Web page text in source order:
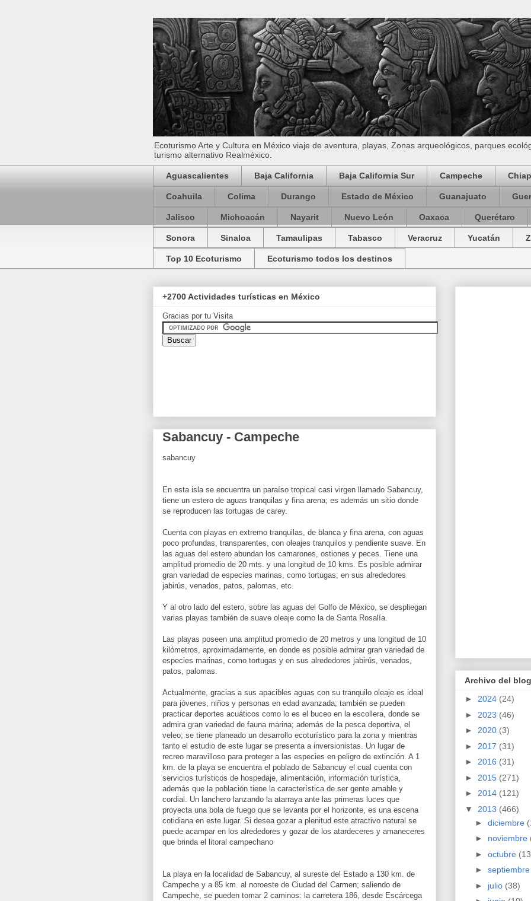
Ecoturismo Arte y Cultura en México viaje de aventura, playas, Zonas arqueológicos, parques
turismo alternativo Realméxico.
Aguascalientes Baja California Baja California Sur Campeche
Coahuila Colima Durango Estado de México Guanajuato
Jalisco Michoacán Nayarit Nuevo León Oaxaca Querétaro
Sonora Sinaloa Tamaulipas Tabasco Veracruz Yucatán
Top 10 Ecoturismo Ecoturismo todos los destinos
+2700 Actividades turísticas en México
Gracias por tu Visita
Sabancuy - Campeche
sabancuy
En esta isla se encuentra un paraíso tropical casi virgen llamado Sabancuy,
tiene un estero de aguas tranquilas y fina arena; es además un sitio donde
se reproducen las tortugas de carey.
Cuenta con playas en extremo tranquilas, de blanca y fina arena, con aguas
poco profundas, transparentes, con oleajes tranquilos y pendiente suave. En
las aguas del estero abundan los camarones, ostiones y peces. Tiene una
amplitud promedio de 20 mts. y una longitud de 10 kms. Es posible admirar
gran variedad de especies marinas, como tortugas; en sus alrededores
jabirús, venados, patos, palomas, etc.
Y al otro lado del estero, sobre las aguas del Golfo de México, se despliegan
varias playas también de suave oleaje como la de Santa Rosalía.
Las playas poseen una amplitud promedio de 20 metros y una longitud de 10
kilómetros, aproximadamente, en donde es posible admirar gran variedad de
especies marinas, como tortugas y en sus alrededores jabirús, venados,
patos, palomas.
Actualmente, gracias a sus apacibles aguas con su tranquilo oleaje es ideal
para jóvenes, niños y personas en edad avanzada; también se pueden
practicar deportes acuáticos como lo es el buceo en la escollera, donde se
admira gran variedad de fauna marina; además de la pesca deportiva, el
veleo; se tiene planeado un desarrollo ecoturístico para la zona y mientras
tanto el estudio de este lugar se presenta a inversionistas. Un lugar de
recreo maravilloso para proteger a las especies en peligro de extinción. A 1
km. de la playa se encuentra el poblado de Sabancuy el cual cuenta con
servicios turísticos de hospedaje, alimentación, información turística,
además que la población tiene la característica de ser gente amable y
cordial. Un lanchero lanzando la atarraya ante las primeras luces que
proyecta una bola de fuego que se levanta por el horizonte, es una escena
cotidiana en este lugar. Si desea gozar a plenitud este atractivo natural se
puede acampar en los alrededores y gozar de los atardeceres y amaneceres
que brinda el litoral campechano
La playa en la localidad de Sabancuy, al sureste del Estado a 130 km. de
Campeche y a 85 km. al noroeste de Ciudad del Carmen; saliendo de
Campeche, se pueden tomar 2 caminos: la carretera 186, desde Escárcega
Archivo del blog
► 2024 (24)
► 2023 (46)
► 2020 (3)
► 2017 (31)
► 2016 (31)
► 2015 (271)
► 2014 (121)
▼ 2013 (466)
► diciembre
► noviembre
► octubre
►
► julio (38)